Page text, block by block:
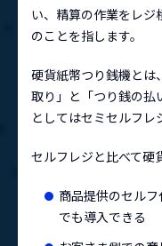
い、精算の作業をレジ
のことを指します。
硬貨紙幣つり銭機とは
取り」と「つり銭の払
としてはセミセルフレ
セルフレジと比べて硬
商品提供のセル
でも導入できる